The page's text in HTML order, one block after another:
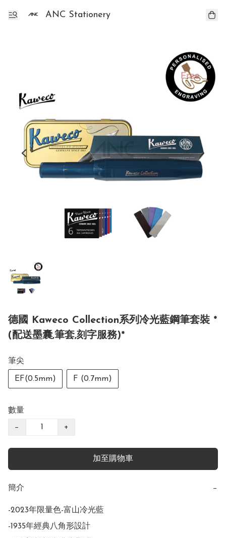
ANC Stationery
德國 Kaweco Collection系列冷光藍鋼筆套裝 *
(配送墨囊,筆套,刻字服務)*
筆尖
EF(0.5mm) F (0.7mm)
數量
− +
加至購物車
簡介 −
-2023年限量色-富山冷光藍
-1935年經典八角形設計